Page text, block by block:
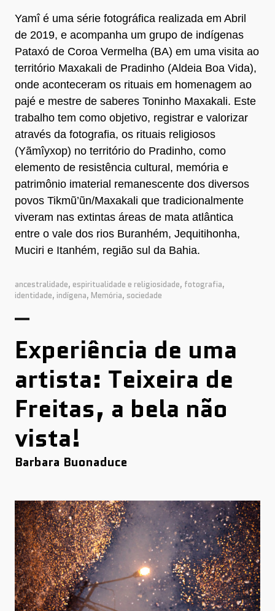
Yamî é uma série fotográfica realizada em Abril
de 2019, e acompanha um grupo de indígenas
Pataxó de Coroa Vermelha (BA) em uma visita ao
território Maxakali de Pradinho (Aldeia Boa Vida),
onde aconteceram os rituais em homenagem ao
pajé e mestre de saberes Toninho Maxakali. Este
trabalho tem como objetivo, registrar e valorizar
através da fotografia, os rituais religiosos
(Yãmîyxop) no território do Pradinho, como
elemento de resistência cultural, memória e
patrimônio imaterial remanescente dos diversos
povos Tikmũ’ũn/Maxakali que tradicionalmente
viveram nas extintas áreas de mata atlântica
entre o vale dos rios Buranhém, Jequitihonha,
Muciri e Itanhém, região sul da Bahia.
ancestralidade, espiritualidade e religiosidade, fotografia,
identidade, indígena, Memória, sociedade
Experiência de uma
artista: Teixeira de
Freitas, a bela não
vista!
Barbara Buonaduce